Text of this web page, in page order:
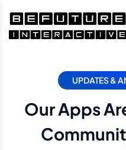
UPDATES &
Our Apps